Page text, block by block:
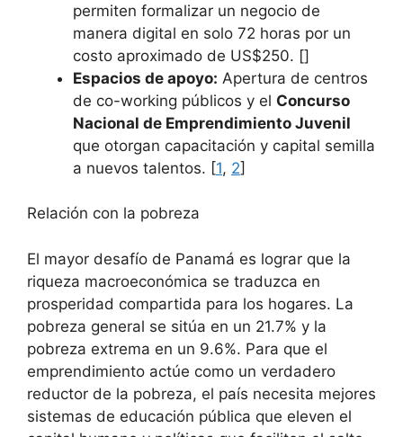
permiten formalizar un negocio de
manera digital en solo 72 horas por un
costo aproximado de US$250. []
Espacios de apoyo: Apertura de centros
de co-working públicos y el Concurso
Nacional de Emprendimiento Juvenil
que otorgan capacitación y capital semilla
a nuevos talentos. [1, 2]
Relación con la pobreza
El mayor desafío de Panamá es lograr que la
riqueza macroeconómica se traduzca en
prosperidad compartida para los hogares. La
pobreza general se sitúa en un 21.7% y la
pobreza extrema en un 9.6%. Para que el
emprendimiento actúe como un verdadero
reductor de la pobreza, el país necesita mejores
sistemas de educación pública que eleven el